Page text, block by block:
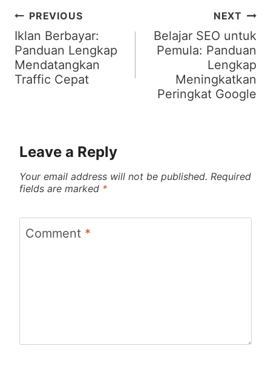
Post
navigation
PREVIOUS
Iklan Berbayar:
Panduan Lengkap
Mendatangkan
Traffic Cepat
NEXT
Belajar SEO untuk
Pemula: Panduan
Lengkap
Meningkatkan
Peringkat Google
Leave a Reply
Your email address will not be published. Required
fields are marked *
Comment *